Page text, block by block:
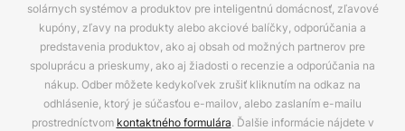
solárnych systémov a produktov pre inteligentnú domácnosť, zľavové
kupóny, zľavy na produkty alebo akciové balíčky, odporúčania a
predstavenia produktov, ako aj obsah od možných partnerov pre
spoluprácu a prieskumy, ako aj žiadosti o recenzie a odporúčania na
nákup. Odber môžete kedykoľvek zrušiť kliknutím na odkaz na
odhlásenie, ktorý je súčasťou e-mailov, alebo zaslaním e-mailu
prostredníctvom kontaktného formulára. Ďalšie informácie nájdete v